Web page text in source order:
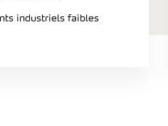
industriels faibles